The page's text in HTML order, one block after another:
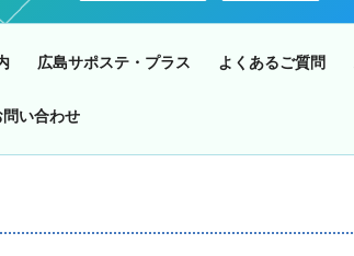
広島サポステ・プラス よくあるご質問
問い合わせ